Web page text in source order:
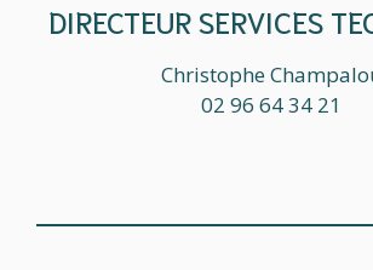
DIRECTEUR SERVICES
Christophe
02 96 64 34 21